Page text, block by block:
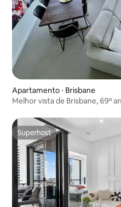
Apartamento ⋅ Brisbane
Melhor vista de Brisbane, 69º
Superhost
Superhost